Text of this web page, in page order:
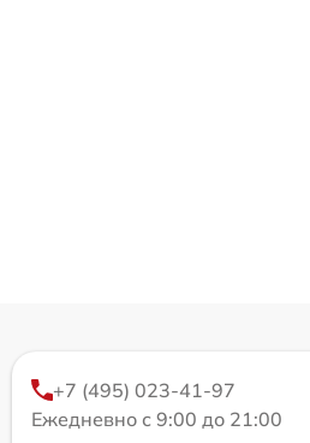
+7 (495) 023-41-97
Ежедневно с 9:00 до 21:00